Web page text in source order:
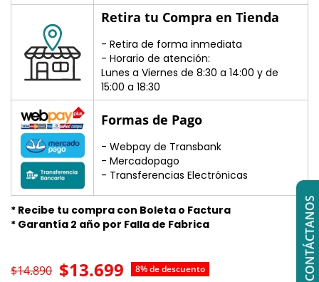
Retira tu Compra en Tienda
- Retira de forma inmediata
- Horario de atención:
Lunes a Viernes de 8:30 a 14:00 y de
15:00 a 18:30
Formas de Pago
- Webpay de Transbank
- Mercadopago
- Transferencias Electrónicas
* Recibe tu compra con Boleta o Factura
* Garantía 2 año por Falla de Fabrica
$13.699 8% de descuento
$14.890
CONTÁCTANOS